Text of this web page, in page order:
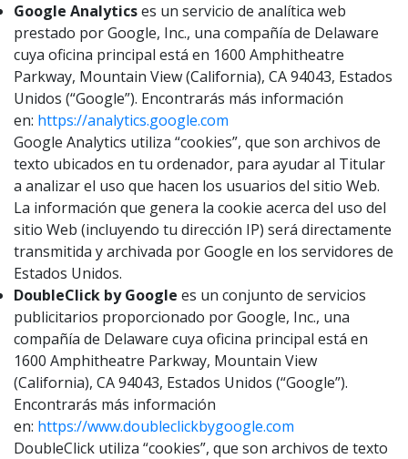
Google Analyticses un servicio de analítica web
prestado por Google, Inc., una compañía de Delaware
cuya oficina principal está en 1600 Amphitheatre
Parkway, Mountain View (California), CA 94043, Estados
Unidos (“Google”). Encontrarás más información
en: https://analytics.google.com
Google Analytics utiliza “cookies”, que son archivos de
texto ubicados en tu ordenador, para ayudar al Titular
a analizar el uso que hacen los usuarios del sitio Web.
La información que genera la cookie acerca del uso del
sitio Web (incluyendo tu dirección IP) será directamente
transmitida y archivada por Google en los servidores de
Estados Unidos.
DoubleClick by Google es un conjunto de servicios
publicitarios proporcionado por Google, Inc., una
compañía de Delaware cuya oficina principal está en
1600 Amphitheatre Parkway, Mountain View
(California), CA 94043, Estados Unidos (“Google”).
Encontrarás más información
en: https://www.doubleclickbygoogle.com
DoubleClick utiliza “cookies”, que son archivos de texto